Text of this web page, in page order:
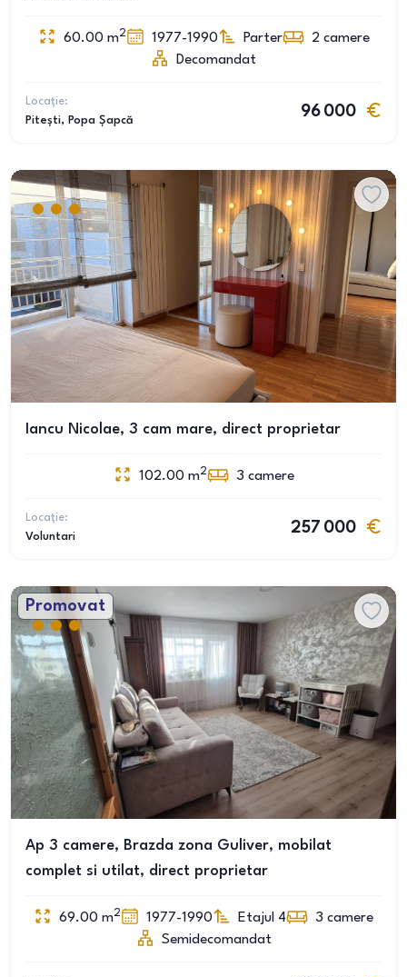
60.00 m2 1977-1990 Parter 2 camere
Decomandat
Locație:
Pitești, Popa Șapcă
96 000
Iancu Nicolae, 3 cam mare, direct proprietar
102.00 m2 3 camere
Locație:
Voluntari
257 000
Promovat
Ap 3 camere, Brazda zona Guliver, mobilat
complet si utilat, direct proprietar
69.00 m2 1977-1990 Etajul 4 3 camere
Semidecomandat